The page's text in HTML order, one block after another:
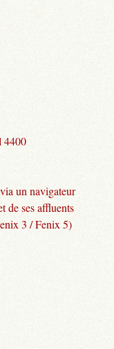
4400
un navigateur
de ses affluents
3 / Fenix 5)